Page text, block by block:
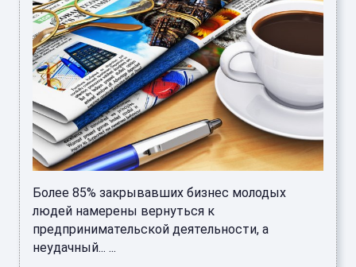
Более 85% закрывавших бизнес молодых
людей намерены вернуться к
предпринимательской деятельности, а
неудачный... ...